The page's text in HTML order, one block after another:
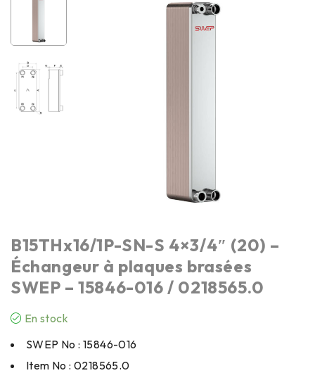
B15THx16/1P-SN-S 4×3/4″ (20) –
Échangeur à plaques brasées
SWEP – 15846-016 / 0218565.0
En stock
SWEP No : 15846-016
Item No : 0218565.0